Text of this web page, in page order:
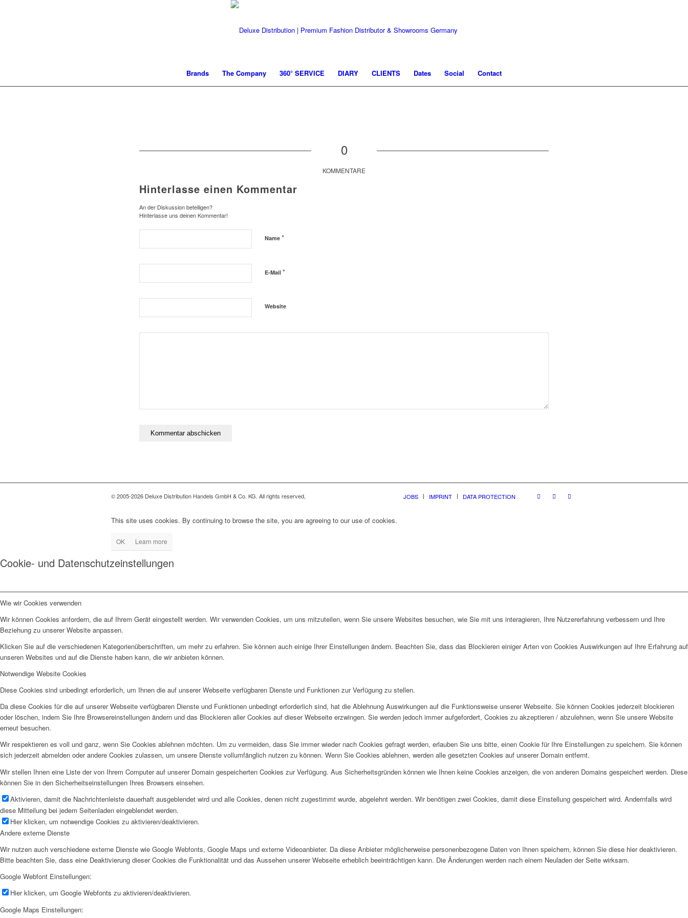
Brands The Company 360° SERVICE DIARY CLIENTS Dates Social Contact
0
KOMMENTARE
Hinterlasse einen Kommentar
An der Diskussion beteiligen?
Hinterlasse uns deinen Kommentar!
Name *
E-Mail *
Website
© 2005-2026 Deluxe Distribution Handels GmbH & Co. KG. All rights reserved, JOBS IMPRINT DATA PROTECTION
This site uses cookies. By continuing to browse the site, you are agreeing to our use of cookies.
OK Learn more
Cookie- und Datenschutzeinstellungen
Wie wir Cookies verwenden
Wir können Cookies anfordern, die auf Ihrem Gerät eingestellt werden. Wir verwenden Cookies, um uns mitzuteilen, wenn Sie unsere Websites besuchen, wie Sie mit uns interagieren, Ihre Nutzererfahrung verbessern und Ihre
Beziehung zu unserer Website anpassen.
Klicken Sie auf die verschiedenen Kategorienüberschriften, um mehr zu erfahren. Sie können auch einige Ihrer Einstellungen ändern. Beachten Sie, dass das Blockieren einiger Arten von Cookies Auswirkungen auf Ihre Erfahrung auf
unseren Websites und auf die Dienste haben kann, die wir anbieten können.
Notwendige Website Cookies
Diese Cookies sind unbedingt erforderlich, um Ihnen die auf unserer Webseite verfügbaren Dienste und Funktionen zur Verfügung zu stellen.
Da diese Cookies für die auf unserer Webseite verfügbaren Dienste und Funktionen unbedingt erforderlich sind, hat die Ablehnung Auswirkungen auf die Funktionsweise unserer Webseite. Sie können Cookies jederzeit blockieren
oder löschen, indem Sie Ihre Browsereinstellungen ändern und das Blockieren aller Cookies auf dieser Webseite erzwingen. Sie werden jedoch immer aufgefordert, Cookies zu akzeptieren / abzulehnen, wenn Sie unsere Website
erneut besuchen.
Wir respektieren es voll und ganz, wenn Sie Cookies ablehnen möchten. Um zu vermeiden, dass Sie immer wieder nach Cookies gefragt werden, erlauben Sie uns bitte, einen Cookie für Ihre Einstellungen zu speichern. Sie können
sich jederzeit abmelden oder andere Cookies zulassen, um unsere Dienste vollumfänglich nutzen zu können. Wenn Sie Cookies ablehnen, werden alle gesetzten Cookies auf unserer Domain entfernt.
Wir stellen Ihnen eine Liste der von Ihrem Computer auf unserer Domain gespeicherten Cookies zur Verfügung. Aus Sicherheitsgründen können wie Ihnen keine Cookies anzeigen, die von anderen Domains gespeichert werden. Diese
können Sie in den Sicherheitseinstellungen Ihres Browsers einsehen.
Aktivieren, damit die Nachrichtenleiste dauerhaft ausgeblendet wird und alle Cookies, denen nicht zugestimmt wurde, abgelehnt werden. Wir benötigen zwei Cookies, damit diese Einstellung gespeichert wird. Andernfalls wird
diese Mitteilung bei jedem Seitenladen eingeblendet werden.
Hier klicken, um notwendige Cookies zu aktivieren/deaktivieren.
Andere externe Dienste
Wir nutzen auch verschiedene externe Dienste wie Google Webfonts, Google Maps und externe Videoanbieter. Da diese Anbieter möglicherweise personenbezogene Daten von Ihnen speichern, können Sie diese hier deaktivieren.
Bitte beachten Sie, dass eine Deaktivierung dieser Cookies die Funktionalität und das Aussehen unserer Webseite erheblich beeinträchtigen kann. Die Änderungen werden nach einem Neuladen der Seite wirksam.
Google Webfont Einstellungen:
Hier klicken, um Google Webfonts zu aktivieren/deaktivieren.
Google Maps Einstellungen: